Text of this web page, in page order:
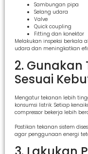
Sambungan pipa
Selang udara
Valve
Quick coupling
Fitting dan konektor
Melakukan inspeksi
udara dan meningkatkan
2. Gunakan
Sesuai
Mengatur tekanan lebih
konsumsi listrik. Setiap
compressor bekerja lebih
Pastikan tekanan sistem
agar penggunaan energi